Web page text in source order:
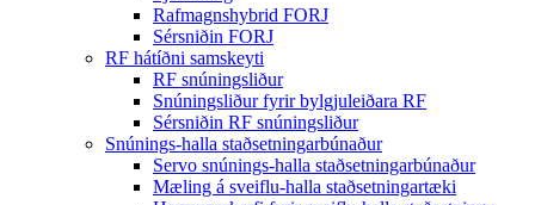
Rafmagnshybrid FORJ
Sérsniðin FORJ
RF hátíðni samskeyti
RF snúningsliður
Snúningsliður fyrir bylgjuleiðara RF
Sérsniðin RF snúningsliður
Snúnings-halla staðsetningarbúnaður
Servo snúnings-halla staðsetningarbúnaður
Mæling á sveiflu-halla staðsetningartæki